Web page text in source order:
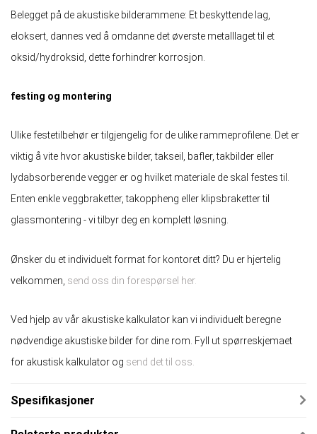
Belegget på de akustiske bilderammene: Et beskyttende lag,
eloksert, dannes ved å omdanne det øverste metalllaget til et
oksid/hydroksid, dette forhindrer korrosjon.
festing og montering
Ulike festetilbehør er tilgjengelig for de ulike rammeprofilene. Det er
viktig å vite hvor akustiske bilder, takseil, bafler, takbilder eller
lydabsorberende vegger er og hvilket materiale de skal festes til.
Enten enkle veggbraketter, takoppheng eller klipsbraketter til
glassmontering - vi tilbyr deg en komplett løsning.
Ønsker du et individuelt format for kontoret ditt? Du er hjertelig
velkommen, send oss ​​din forespørsel her.
Ved hjelp av vår akustiske kalkulator kan vi individuelt beregne
nødvendige akustiske bilder for dine rom. Fyll ut spørreskjemaet
for akustisk kalkulator og send det til oss.
Spesifikasjoner